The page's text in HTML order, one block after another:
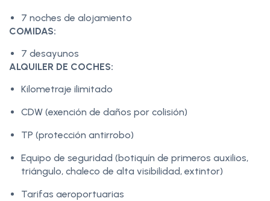
7 noches de alojamiento
COMIDAS:
7 desayunos
ALQUILER DE COCHES:
Kilometraje ilimitado
CDW (exención de daños por colisión)
TP (protección antirrobo)
Equipo de seguridad (botiquín de primeros auxilios,
triángulo, chaleco de alta visibilidad, extintor)
Tarifas aeroportuarias